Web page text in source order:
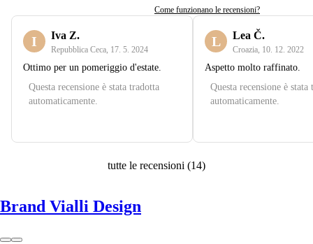
Come funzionano le recensioni?
I Iva Z.
Repubblica Ceca 17. 5. 2024
Ottimo per un pomeriggio d'estate.
Questa recensione è stata tradotta
automaticamente.
L Lea Č.
Croazia 10. 12. 2022
Aspetto molto raffinato.
Questa recensione è stata
automaticamente.
tutte le recensioni (14)
Brand Vialli Design